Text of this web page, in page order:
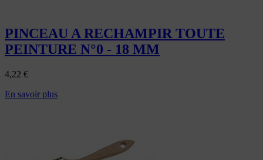
PINCEAU A RECHAMPIR TOUTE
PEINTURE N°0 - 18 MM
4,22 €
En savoir plus